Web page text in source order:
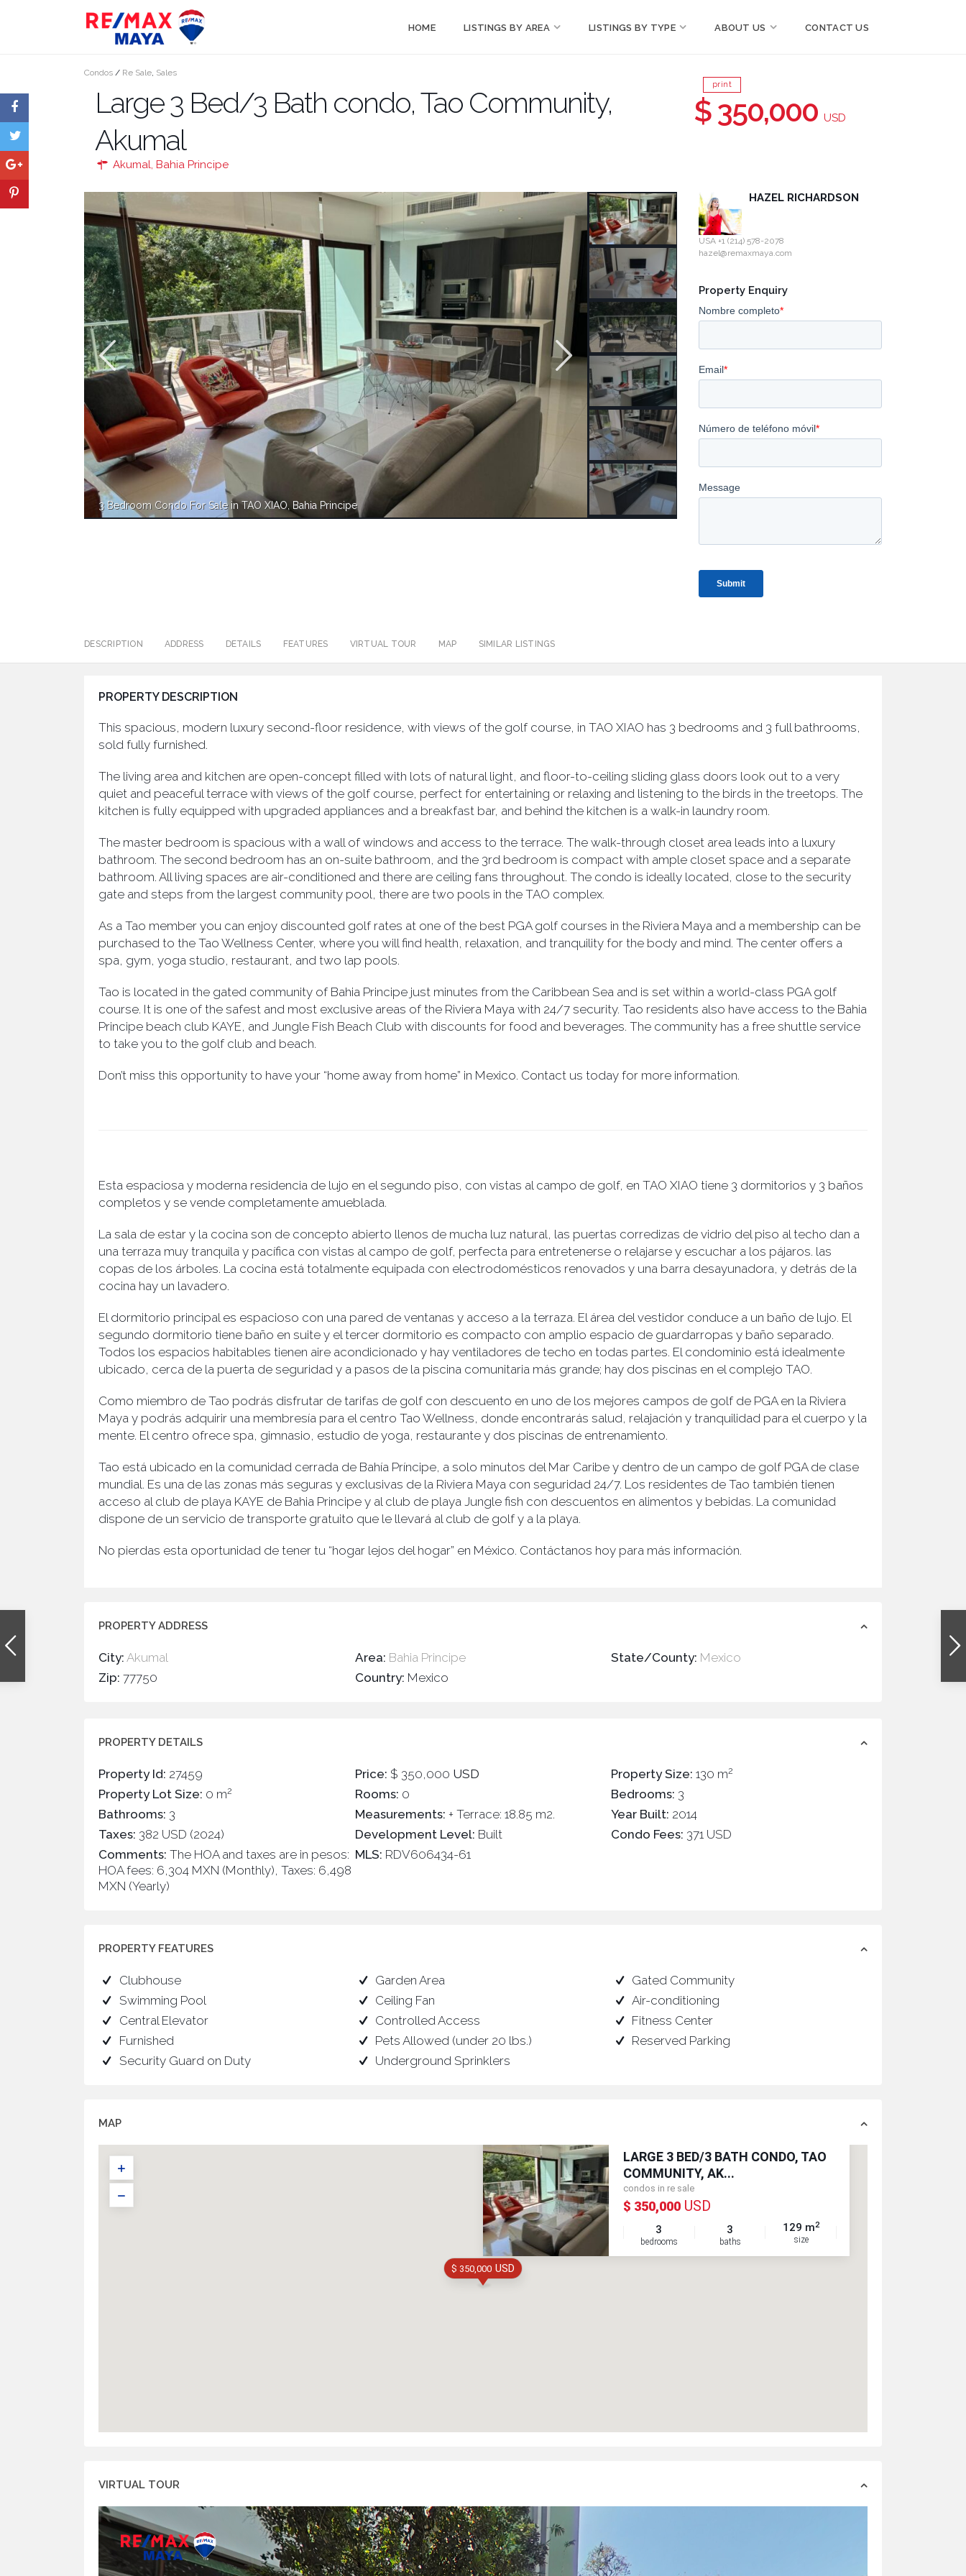
HOME LISTINGS BY AREA LISTINGS BY TYPE ABOUT US CONTACT US
Condos / Re Sale, Sales
Large 3 Bed/3 Bath condo, Tao Community,
Akumal
Akumal, Bahia Principe
print
$ 350,000 USD
3 Bedroom Condo For Sale in TAO XIAO, Bahia Principe
HAZEL RICHARDSON
USA +1 (214) 578-2078
hazel@remaxmaya.com
Property Enquiry
DESCRIPTION ADDRESS DETAILS FEATURES VIRTUAL TOUR MAP SIMILAR LISTINGS
PROPERTY DESCRIPTION
This spacious, modern luxury second-floor residence, with views of the golf course, in TAO XIAO has 3 bedrooms and 3 full bathrooms,
sold fully furnished.
The living area and kitchen are open-concept filled with lots of natural light, and floor-to-ceiling sliding glass doors look out to a very
quiet and peaceful terrace with views of the golf course, perfect for entertaining or relaxing and listening to the birds in the treetops. The
kitchen is fully equipped with upgraded appliances and a breakfast bar, and behind the kitchen is a walk-in laundry room.
The master bedroom is spacious with a wall of windows and access to the terrace. The walk-through closet area leads into a luxury
bathroom. The second bedroom has an on-suite bathroom, and the 3rd bedroom is compact with ample closet space and a separate
bathroom. All living spaces are air-conditioned and there are ceiling fans throughout. The condo is ideally located, close to the security
gate and steps from the largest community pool, there are two pools in the TAO complex.
As a Tao member you can enjoy discounted golf rates at one of the best PGA golf courses in the Riviera Maya and a membership can be
purchased to the Tao Wellness Center, where you will find health, relaxation, and tranquility for the body and mind. The center offers a
spa, gym, yoga studio, restaurant, and two lap pools.
Tao is located in the gated community of Bahia Principe just minutes from the Caribbean Sea and is set within a world-class PGA golf
course. It is one of the safest and most exclusive areas of the Riviera Maya with 24/7 security. Tao residents also have access to the Bahia
Principe beach club KAYE, and Jungle Fish Beach Club with discounts for food and beverages. The community has a free shuttle service
to take you to the golf club and beach.
Don’t miss this opportunity to have your “home away from home” in Mexico. Contact us today for more information.
Esta espaciosa y moderna residencia de lujo en el segundo piso, con vistas al campo de golf, en TAO XIAO tiene 3 dormitorios y 3 baños
completos y se vende completamente amueblada.
La sala de estar y la cocina son de concepto abierto llenos de mucha luz natural, las puertas corredizas de vidrio del piso al techo dan a
una terraza muy tranquila y pacífica con vistas al campo de golf, perfecta para entretenerse o relajarse y escuchar a los pájaros. las
copas de los árboles. La cocina está totalmente equipada con electrodomésticos renovados y una barra desayunadora, y detrás de la
cocina hay un lavadero.
El dormitorio principal es espacioso con una pared de ventanas y acceso a la terraza. El área del vestidor conduce a un baño de lujo. El
segundo dormitorio tiene baño en suite y el tercer dormitorio es compacto con amplio espacio de guardarropas y baño separado.
Todos los espacios habitables tienen aire acondicionado y hay ventiladores de techo en todas partes. El condominio está idealmente
ubicado, cerca de la puerta de seguridad y a pasos de la piscina comunitaria más grande; hay dos piscinas en el complejo TAO.
Como miembro de Tao podrás disfrutar de tarifas de golf con descuento en uno de los mejores campos de golf de PGA en la Riviera
Maya y podrás adquirir una membresía para el centro Tao Wellness, donde encontrarás salud, relajación y tranquilidad para el cuerpo y la
mente. El centro ofrece spa, gimnasio, estudio de yoga, restaurante y dos piscinas de entrenamiento.
Tao está ubicado en la comunidad cerrada de Bahía Príncipe, a solo minutos del Mar Caribe y dentro de un campo de golf PGA de clase
mundial. Es una de las zonas más seguras y exclusivas de la Riviera Maya con seguridad 24/7. Los residentes de Tao también tienen
acceso al club de playa KAYE de Bahia Principe y al club de playa Jungle fish con descuentos en alimentos y bebidas. La comunidad
dispone de un servicio de transporte gratuito que le llevará al club de golf y a la playa.
No pierdas esta oportunidad de tener tu “hogar lejos del hogar” en México. Contáctanos hoy para más información.
PROPERTY ADDRESS
City: Akumal Area: Bahia Principe State/County: Mexico
Zip: 77750 Country: Mexico
PROPERTY DETAILS
Property Id: 27459 Price: $ 350,000 USD Property Size: 130 m2
Property Lot Size: 0 m2 Rooms: 0 Bedrooms: 3
Bathrooms: 3 Measurements: + Terrace: 18.85 m2. Year Built: 2014
Taxes: 382 USD (2024) Development Level: Built Condo Fees: 371 USD
Comments: The HOA and taxes are in pesos:
HOA fees: 6,304 MXN (Monthly), Taxes: 6,498
MXN (Yearly)
MLS: RDV606434-61
PROPERTY FEATURES
Clubhouse Garden Area
Gated Community
Swimming Pool
Ceiling Fan
Air-conditioning
Central Elevator
Controlled Access
Fitness Center
Furnished
Pets Allowed (under 20 lbs.)
Reserved Parking
Security Guard on Duty
Underground Sprinklers
MAP
$ 350,000 USD
LARGE 3 BED/3 BATH CONDO, TAO
COMMUNITY, AK...
condos in re sale
$ 350,000 USD
3
bedrooms
3
baths
129 m2
size
VIRTUAL TOUR